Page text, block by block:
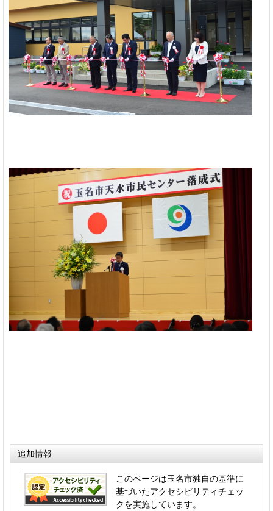
追加情報
このページは玉名市独自の基準に
基づいたアクセシビリティチェッ
クを実施しています。